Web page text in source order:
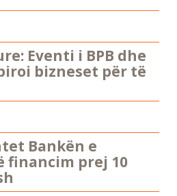
Eventi i BPB dhe
bizneset për të
Bankën e
financim prej 10